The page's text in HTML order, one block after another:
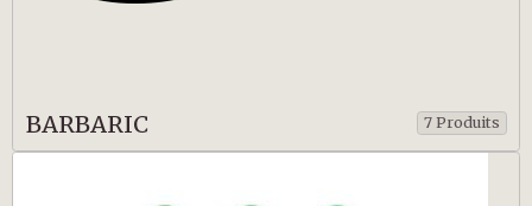
BARBARIC 7 Produits